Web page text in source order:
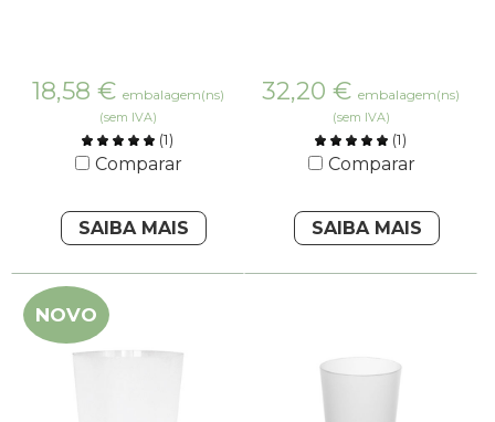
18,58 € embalagem(ns)
(sem IVA)
(1)
Comparar
SAIBA MAIS
32,20 € embalagem(ns)
(sem IVA)
(1)
Comparar
SAIBA MAIS
NOVO